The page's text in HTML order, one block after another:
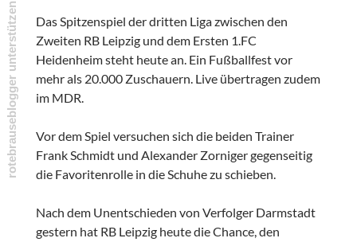
Das Spitzenspiel der dritten Liga zwischen den
Zweiten RB Leipzig und dem Ersten 1.FC
Heidenheim steht heute an. Ein Fußballfest vor
mehr als 20.000 Zuschauern. Live übertragen zudem
im MDR.
Vor dem Spiel versuchen sich die beiden Trainer
Frank Schmidt und Alexander Zorniger gegenseitig
die Favoritenrolle in die Schuhe zu schieben.
Nach dem Unentschieden von Verfolger Darmstadt
gestern hat RB Leipzig heute die Chance, den
rotebrauseblogger unterstützen